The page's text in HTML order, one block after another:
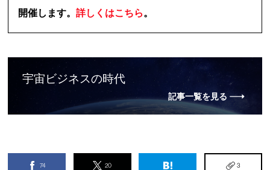
開催します。詳しくはこちら。
宇宙ビジネスの時代
記事一覧を見る
74 20 3